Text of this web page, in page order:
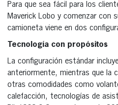
Para que sea fácil para los
Maverick Lobo y comenzar con
camioneta viene en dos
Tecnología con propósitos
La configuración estándar
anteriormente, mientras que la
otras comodidades como
calefacción, tecnologías de